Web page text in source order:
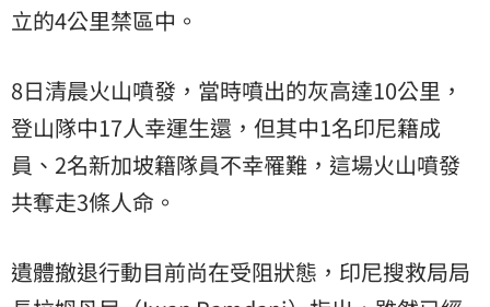
立的4公里禁區中。
8日清晨火山噴發，當時噴出的灰高達10公里，
登山隊中17人幸運生還，但其中1名印尼籍成
員、2名新加坡籍隊員不幸罹難，這場火山噴發
共奪走3條人命。
遺體撤退行動目前尚在受阻狀態，印尼搜救局局